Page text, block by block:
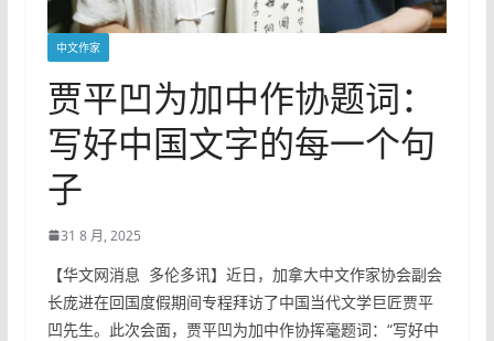
中文作家
贾平凹为加中作协题词：
写好中国文字的每一个句
子
31 8 月, 2025
【华文网消息 多伦多讯】近日，加拿大中文作家协会副会
长庞进在回国度假期间专程拜访了中国当代文学巨匠贾平
凹先生。此次会面，贾平凹为加中作协挥毫题词：“写好中